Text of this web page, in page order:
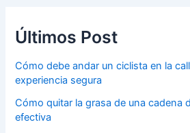
Últimos Post
Cómo debe andar un ciclista en la
experiencia segura
Cómo quitar la grasa de una cadena
efectiva